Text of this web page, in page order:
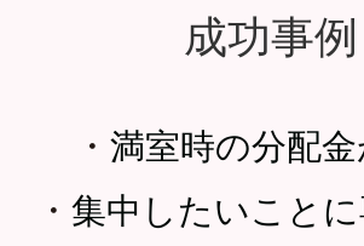
成功事例
・ 満室時の分配
・ 集中したいこと